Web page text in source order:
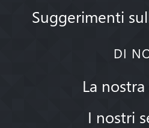
Suggerimenti
DI
La
I nostri